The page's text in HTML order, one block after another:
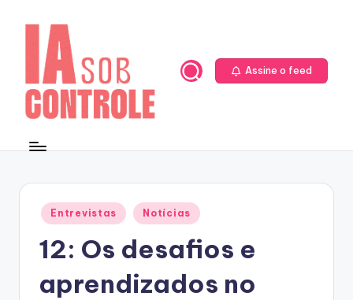
Assine o feed
Posted
in
Entrevistas Notícias
12: Os desafios e
aprendizados no